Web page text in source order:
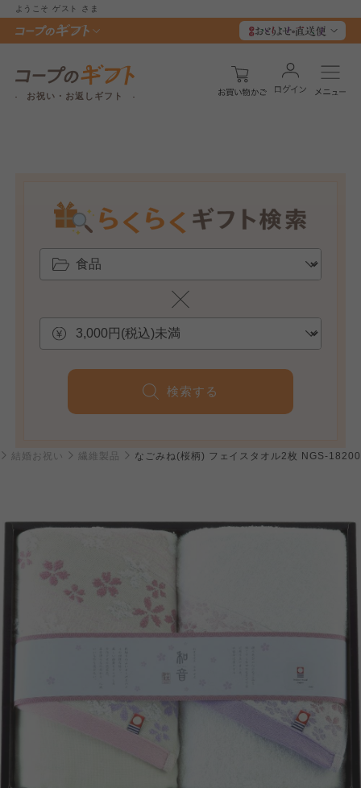
ようこそ ゲスト さま
お祝い・お返しギフト
検索する
結婚お祝い 繊維製品 なごみね(桜柄) フェイスタオル2枚 NGS-18200
ご利用約款（ご利用規約・ご利
用規程）について
個人情報保護方針について
このサイトは7つの生協から業務委託を受けて、
特定商取引法に基づく表記につ
いて